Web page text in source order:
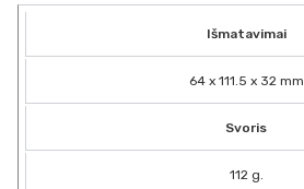
Išmatavimai
64 x 111.5 x 32 mm
Svoris
112 g.